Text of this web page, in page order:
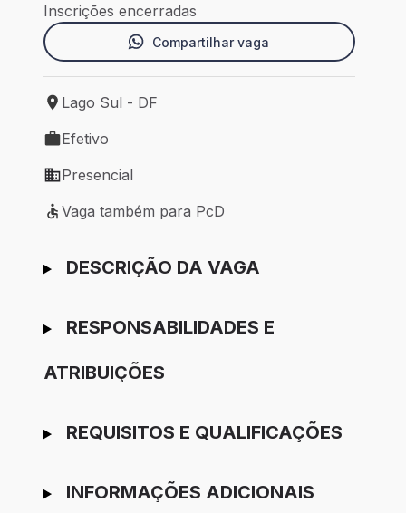
Inscrições encerradas
Compartilhar vaga
Local de trabalho: Lago Sul - DF
Lago Sul - DF
Tipo de vaga: Efetivo
Efetivo
Modelo de trabalho: Presencial
Presencial
Vaga também para PcD
Vaga também para PcD
Ir para candidatura
DESCRIÇÃO DA VAGA
RESPONSABILIDADES E
ATRIBUIÇÕES
REQUISITOS E QUALIFICAÇÕES
INFORMAÇÕES ADICIONAIS